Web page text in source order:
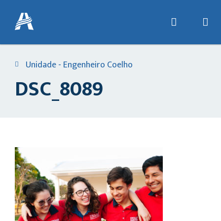
Unidade - Engenheiro Coelho
DSC_8089